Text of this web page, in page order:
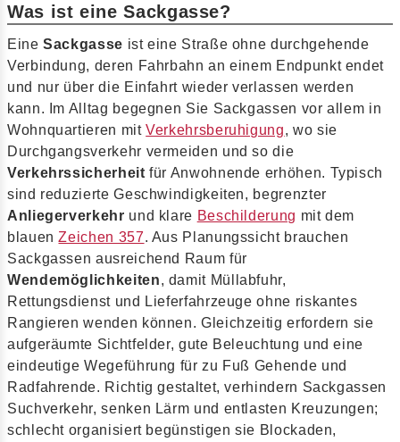
Was ist eine Sackgasse?
EineSackgasse ist eine Straße ohne durchgehende
Verbindung, deren Fahrbahn an einem Endpunkt endet
und nur über die Einfahrt wieder verlassen werden
kann. Im Alltag begegnen Sie Sackgassen vor allem in
Wohnquartieren mitVerkehrsberuhigung, wo sie
Durchgangsverkehr vermeiden und so die
Verkehrssicherheit für Anwohnende erhöhen. Typisch
sind reduzierte Geschwindigkeiten, begrenzter
Anliegerverkehr und klare Beschilderung mit dem
blauenZeichen 357. Aus Planungssicht brauchen
Sackgassen ausreichend Raum für
Wendemöglichkeiten, damit Müllabfuhr,
Rettungsdienst und Lieferfahrzeuge ohne riskantes
Rangieren wenden können. Gleichzeitig erfordern sie
aufgeräumte Sichtfelder, gute Beleuchtung und eine
eindeutige Wegeführung für zu Fuß Gehende und
Radfahrende. Richtig gestaltet, verhindern Sackgassen
Suchverkehr, senken Lärm und entlasten Kreuzungen;
schlecht organisiert begünstigen sie Blockaden,